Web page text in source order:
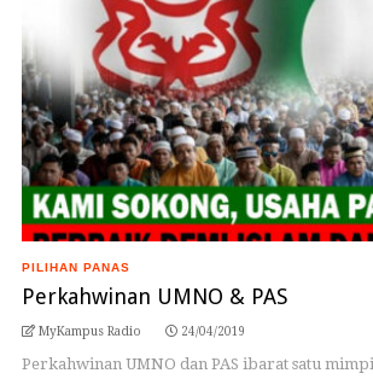
PILIHAN PANAS
Perkahwinan UMNO & PAS
MyKampus Radio 24/04/2019
Perkahwinan UMNO dan PAS ibarat satu